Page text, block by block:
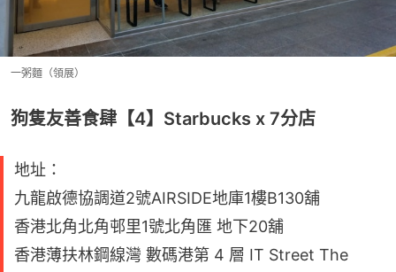
一粥麵（領展）
狗隻友善食肆【4】Starbucks x 7分店
地址：
九龍啟德協調道2號AIRSIDE地庫1樓B130舖
香港北角北角邨里1號北角匯 地下20舖
香港薄扶林鋼線灣 數碼港第 4 層 IT Street The